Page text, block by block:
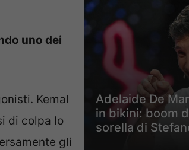
uno dei
Kemal
di colpa lo
gli
Adelaide De
in bikini: boom
sorella di